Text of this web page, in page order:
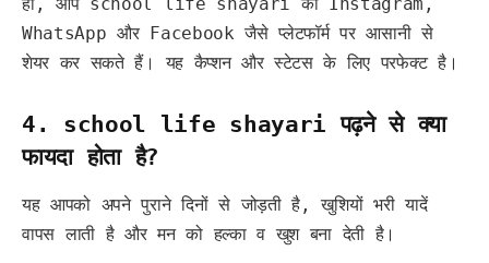
WhatsApp और Facebook जैसे प्लेटफॉर्म पर आसानी से
शेयर कर सकते हैं। यह कैप्शन और स्टेटस के लिए परफेक्ट है।
4. school life shayari पढ़ने से क्या
फायदा होता है?
यह आपको अपने पुराने दिनों से जोड़ती है, खुशियों भरी यादें
वापस लाती है और मन को हल्का व खुश बना देती है।